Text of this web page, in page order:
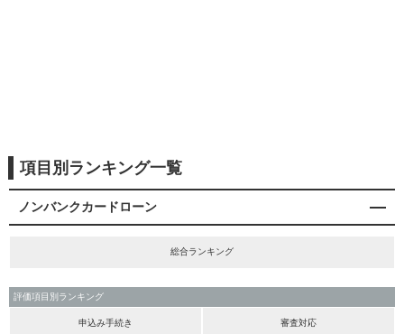
項目別ランキング一覧
ノンバンクカードローン
総合ランキング
評価項目別ランキング
申込み手続き 審査対応